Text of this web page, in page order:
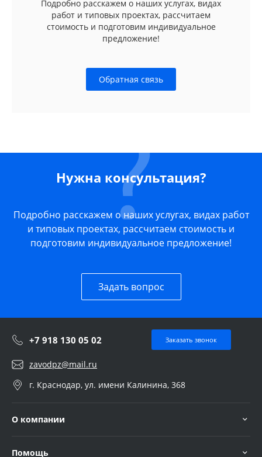
Подробно расскажем о наших услугах, видах
работ и типовых проектах, рассчитаем
стоимость и подготовим индивидуальное
предложение!
Обратная связь
Нужна консультация?
Подробно расскажем о наших услугах, видах работ
и типовых проектах, рассчитаем стоимость и
подготовим индивидуальное предложение!
Задать вопрос
+7 918 130 05 02 Заказать звонок
zavodpz@mail.ru
г. Краснодар, ул. имени Калинина, 368
О компании
Помощь